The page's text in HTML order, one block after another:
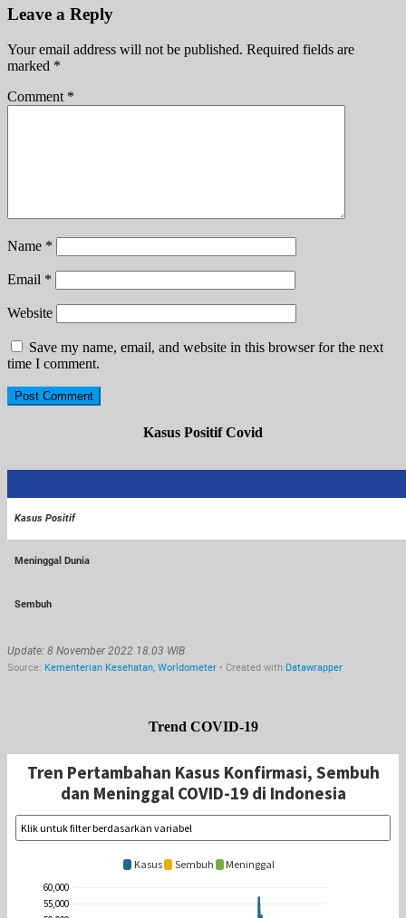
Leave a Reply
Your email address will not be published. Required fields are
marked *
Comment *
Name *
Email *
Website
Save my name, email, and website in this browser for the next
time I comment.
Kasus Positif Covid
Trend COVID-19